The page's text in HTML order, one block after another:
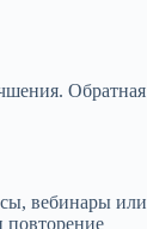
Обратная
вебинары или
повторение